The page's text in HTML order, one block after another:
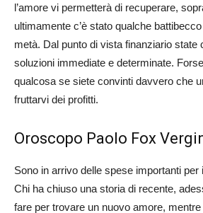
l’amore vi permetterà di recuperare,
ultimamente c’è stato qualche
metà. Dal punto di vista finanziario state
soluzioni immediate e determinate.
qualcosa se siete convinti davvero che
fruttarvi dei profitti.
Oroscopo Paolo Fox
Sono in arrivo delle spese importanti per
Chi ha chiuso una storia di recente,
fare per trovare un nuovo amore,